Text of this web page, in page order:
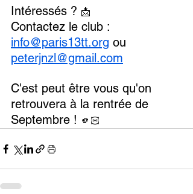
Intéressés ? 📩
Contactez le club :
info@paris13tt.org ou
peterjnzl@gmail.com
C'est peut être vous qu'on
retrouvera à la rentrée de
Septembre ! 🫵🏻